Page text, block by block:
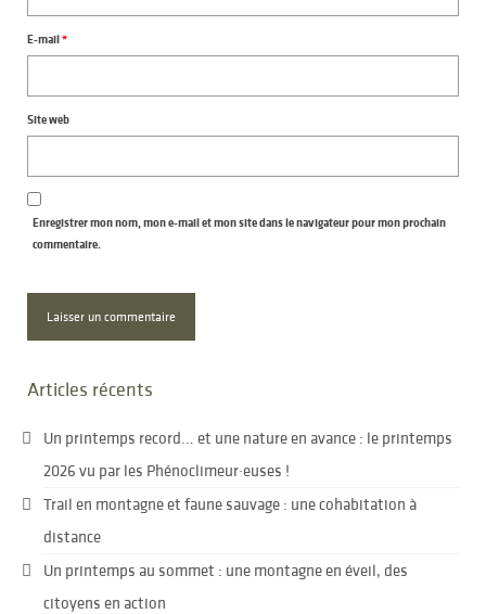
E-mail*
Site web
Enregistrer mon nom, mon e-mail et mon site dans le navigateur pour mon prochain
commentaire.
Articles récents
Un printemps record… et une nature en avance : le printemps
2026 vu par les Phénoclimeur·euses !
Trail en montagne et faune sauvage : une cohabitation à
distance
Un printemps au sommet : une montagne en éveil, des
citoyens en action